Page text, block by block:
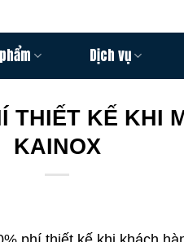
Dịch vụ
THIẾT KẾ KHI
KAINOX